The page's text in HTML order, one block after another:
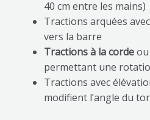
40 cm entre les mains)
Tractions arquées
vers la barre
Tractions à la cordeou
permettant une
Tractions avec
modifient l’angle du